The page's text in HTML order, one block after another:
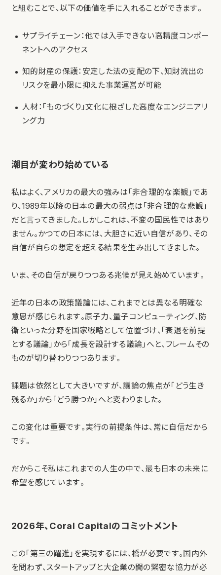
と組むことで、以下の価値を手に入れることができます。
サプライチェーン：他では入手できない高精度コンポー
ネントへのアクセス
知的財産の保護：安定した法の支配の下、知財流出の
リスクを最小限に抑えた事業運営が可能
人材：「ものづくり」文化に根ざした高度なエンジニアリ
ング力
潮目が変わり始めている
私はよく、アメリカの最大の強みは「非合理的な楽観」であ
り、1989年以降の日本の最大の弱点は「非合理的な悲観」
だと言ってきました。しかしこれは、不変の国民性ではあり
ません。かつての日本には、大胆さに近い自信があり、その
自信が自らの想定を超える結果を生み出してきました。
いま、その自信が戻りつつある兆候が見え始めています。
近年の日本の政策議論には、これまでとは異なる明確な
意思が感じられます。原子力、量子コンピューティング、防
衛といった分野を国家戦略として位置づけ、「衰退を前提
とする議論」から「成長を設計する議論」へと、フレームその
ものが切り替わりつつあります。
課題は依然として大きいですが、議論の焦点が「どう生き
残るか」から「どう勝つか」へと変わりました。
この変化は重要です。実行の前提条件は、常に自信だから
です。
だからこそ私はこれまでの人生の中で、最も日本の未来に
希望を感じています。
2026年、Coral Capitalのコミットメント
この「第三の躍進」を実現するには、橋が必要です。国内外
を問わず、スタートアップと大企業の間の緊密な協力が必